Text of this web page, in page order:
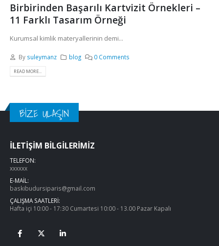
Birbirinden Başarılı Kartvizit Örnekleri –
11 Farklı Tasarım Örneği
Kurumsal kimlik materyallerinin demi...
By suleymanz blog 0 Comments
READ MORE...
BİZE ULAŞIN
İLETİŞİM BİLGİLERİMİZ
TELEFON:
xxxxxx
E-MAİL:
baskibudursiparis@gmail.com
ÇALIŞMA SAATLERİ:
Hafta içi 10:00 - 17:30 Cumartesi 10:00 - 13.00 Pazar Kapalı